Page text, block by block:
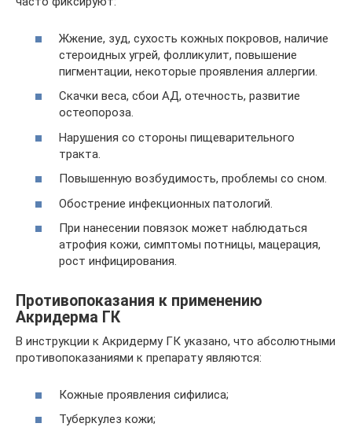
Жжение, зуд, сухость кожных покровов, наличие
стероидных угрей, фолликулит, повышение
пигментации, некоторые проявления аллергии.
Скачки веса, сбои АД, отечность, развитие
остеопороза.
Нарушения со стороны пищеварительного
тракта.
Повышенную возбудимость, проблемы со сном.
Обострение инфекционных патологий.
При нанесении повязок может наблюдаться
атрофия кожи, симптомы потницы, мацерация,
рост инфицирования.
Противопоказания к применению
Акридерма ГК
В инструкции к Акридерму ГК указано, что абсолютными
противопоказаниями к препарату являются:
Кожные проявления сифилиса;
Туберкулез кожи;